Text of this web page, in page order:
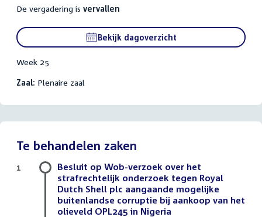
De vergadering is vervallen
Bekijk dagoverzicht
Week 25
Zaal: Plenaire zaal
Te behandelen zaken
Besluit op Wob-verzoek over het
strafrechtelijk onderzoek tegen Royal
Dutch Shell plc aangaande mogelijke
buitenlandse corruptie bij aankoop van het
olieveld OPL245 in Nigeria
1